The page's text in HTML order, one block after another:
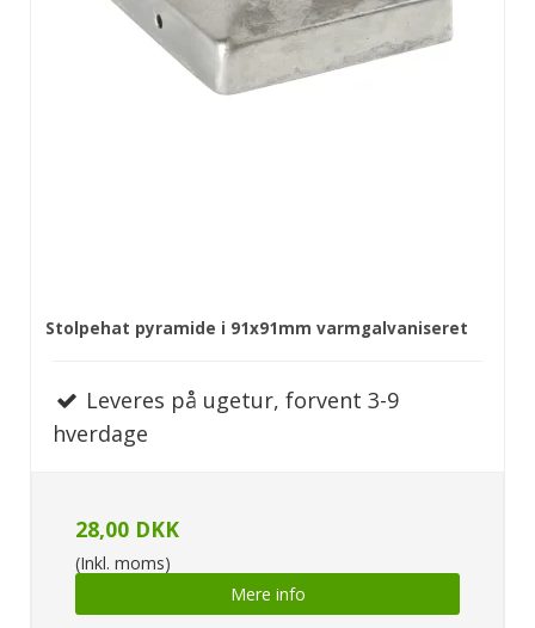
Stolpehat pyramide i 91x91mm varmgalvaniseret
Leveres på ugetur, forvent 3-9
hverdage
28,00 DKK
(Inkl. moms)
Mere info